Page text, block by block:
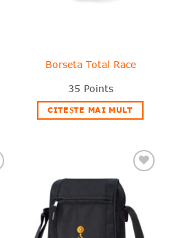
Borseta Total Race
35 Points
CITEȘTE MAI MULT
Adauga
wishlist!